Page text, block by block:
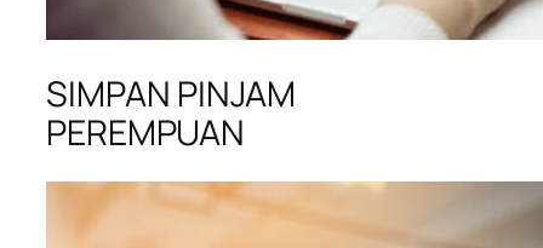
SIMPAN PINJAM
PEREMPUAN